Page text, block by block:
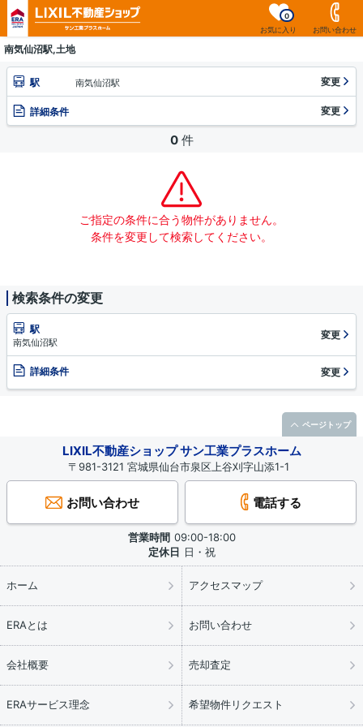
お気に入り
0
お問い合わせ
南気仙沼駅,土地
駅 南気仙沼駅 変更
詳細条件 変更
0 件
ご指定の条件に合う物件がありません。
条件を変更して検索してください。
検索条件の変更
駅
南気仙沼駅
変更
詳細条件 変更
LIXIL不動産ショップ サン工業プラスホーム
〒981-3121 宮城県仙台市泉区上谷刈字山添1-1
お問い合わせ 電話する
営業時間 09:00-18:00
定休日 日・祝
ホーム アクセスマップ
ERAとは お問い合わせ
会社概要 売却査定
ERAサービス理念 希望物件リクエスト
ページトップ